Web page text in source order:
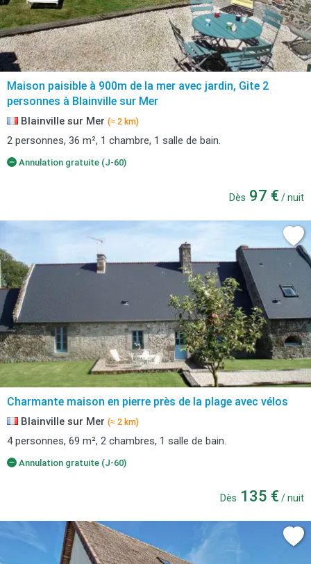
Maison paisible à 900m de la mer avec jardin, Gite 2
personnes à Blainville sur Mer
Blainville sur Mer (≈ 2 km)
2 personnes, 36 m², 1 chambre, 1 salle de bain.
Annulation gratuite (J-60)
Dès 97 € / nuit
Charmante maison en pierre près de la plage avec vélos
Blainville sur Mer (≈ 2 km)
4 personnes, 69 m², 2 chambres, 1 salle de bain.
Annulation gratuite (J-60)
Dès 135 € / nuit